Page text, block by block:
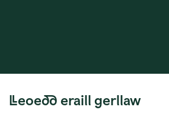
Lleoedd eraill gerllaw